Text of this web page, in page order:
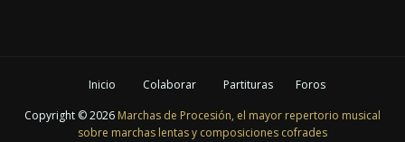
Inicio Colaborar Partituras
Foros
Copyright ©2026 Marchas de Procesión, el mayor repertorio musical
sobre marchas lentas y composiciones cofrades